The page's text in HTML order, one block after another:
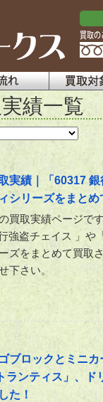
績一覧
実績｜「60317
シリーズをまとめ
買取実績ページで
強盗チェイス 」や
ズをまとめて買取
下さい。
ブロックとミニ
ランティス」、
た！